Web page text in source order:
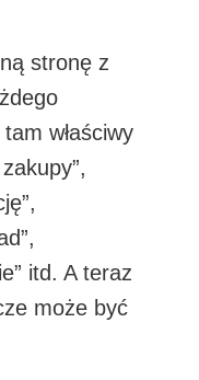
stronę z
właściwy
itd. A teraz
może być